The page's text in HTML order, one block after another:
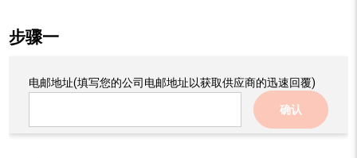
步骤一
电邮地址(填写您的公司电邮地址以获取供应商的迅速回覆)
确认